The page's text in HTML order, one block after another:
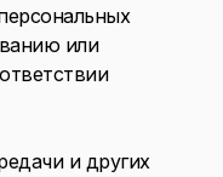
или
и других